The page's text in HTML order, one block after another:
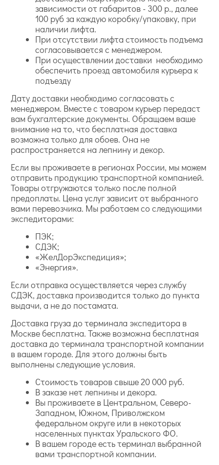
зависимости от габаритов - 300 р., далее
100 руб за каждую коробку/упаковку, при
наличии лифта.
При отсутствии лифта стоимость подъема
согласовывается с менеджером.
При осуществлении доставки необходимо
обеспечить проезд автомобиля курьера к
подъезду
Дату доставки необходимо согласовать с
менеджером. Вместе с товаром курьер передаст
вам бухгалтерские документы. Обращаем ваше
внимание на то, что бесплатная доставка
возможна только для обоев. Она не
распространяется на лепнину и декор.
Если вы проживаете в регионах России, мы можем
отправить продукцию транспортной компанией.
Товары отгружаются только после полной
предоплаты. Цена услуг зависит от выбранного
вами перевозчика. Мы работаем со следующими
экспедиторами:
ПЭК;
СДЭК;
«ЖелДорЭкспедиция»;
«Энергия».
Если отправка осуществляется через службу
СДЭК, доставка производится только до пункта
выдачи, а не до постамата.
Доставка груза до терминала экспедитора в
Москве бесплатна. Также возможна бесплатная
доставка до терминала транспортной компании
в вашем городе. Для этого должны быть
выполнены следующие условия.
Стоимость товаров свыше 20 000 руб.
В заказе нет лепнины и декора.
Вы проживаете в Центральном, Северо-
Западном, Южном, Приволжском
федеральном округе или в некоторых
населенных пунктах Уральского ФО.
В вашем городе есть терминал выбранной
вами транспортной компании.